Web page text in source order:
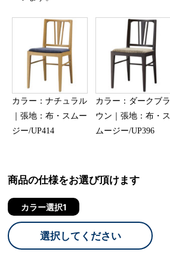
カラー：ナチュラル
｜張地：布・スムー
ジー/UP414
カラー：ダークブラ
ウン｜張地：布・ス
ムージー/UP396
商品の仕様をお選び頂けます
カラー選択1
選択してください